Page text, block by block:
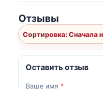
Отзывы
Сортировка:
Оставить отзыв
Ваше имя *